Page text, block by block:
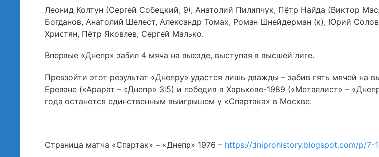
Леонид Колтун (Сергей Собецкий, 9), Анатолий Пилипчук, Пётр Найда (Виктор
Богданов, Анатолий Шелест, Александр Томах, Роман Шнейдерман (к), Юрий
Христян, Пётр Яковлев, Сергей Малько.
Впервые «Днепр» забил 4 мяча на выезде, выступая в высшей лиге.
Превзойти этот результат «Днепру» удастся лишь дважды – забив пять мячей на
Ереване («Арарат – «Днепр» 3:5) и победив в Харькове-1989 («Металлист» –
года останется единственным выигрышем у «Спартака» в Москве.
Страница матча «Спартак» – «Днепр» 1976 – https://dniprohistory.blogspot.com/p/7-